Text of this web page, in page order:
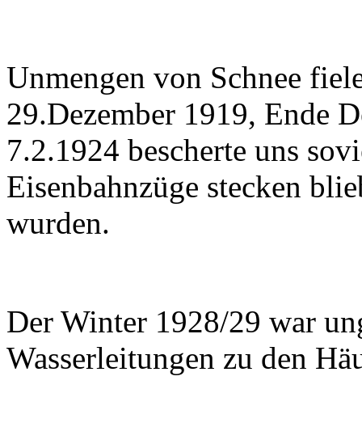
Unmengen von Schnee
29.Dezember 1919, Ende
7.2.1924 bescherte uns
Eisenbahnzüge stecken
wurden.
Der Winter 1928/29 war
Wasserleitungen zu den